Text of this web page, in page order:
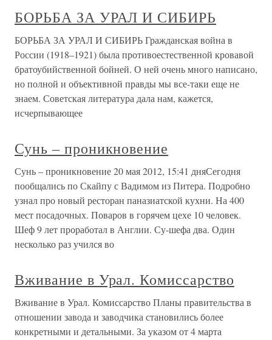
БОРЬБА ЗА УРАЛ И СИБИРЬ
БОРЬБА ЗА УРАЛ И СИБИРЬ Гражданская война в
России (1918–1921) была противоестественной кровавой
братоубийственной бойней. О ней очень много написано,
но полной и объективной правды мы все-таки еще не
знаем. Советская литература дала нам, кажется,
исчерпывающее
Сунь – проникновение
Сунь – проникновение 20 мая 2012, 15:41 дняСегодня
пообщались по Скайпу с Вадимом из Питера. Подробно
узнал про новый ресторан паназиатской кухни. На 400
мест посадочных. Поваров в горячем цехе 10 человек.
Шеф 9 лет проработал в Англии. Су-шефа два. Один
несколько раз учился во
Вживание в Урал. Комиссарство
Вживание в Урал. Комиссарство Планы правительства в
отношении завода и заводчика становились более
конкретными и детальными. За указом от 4 марта